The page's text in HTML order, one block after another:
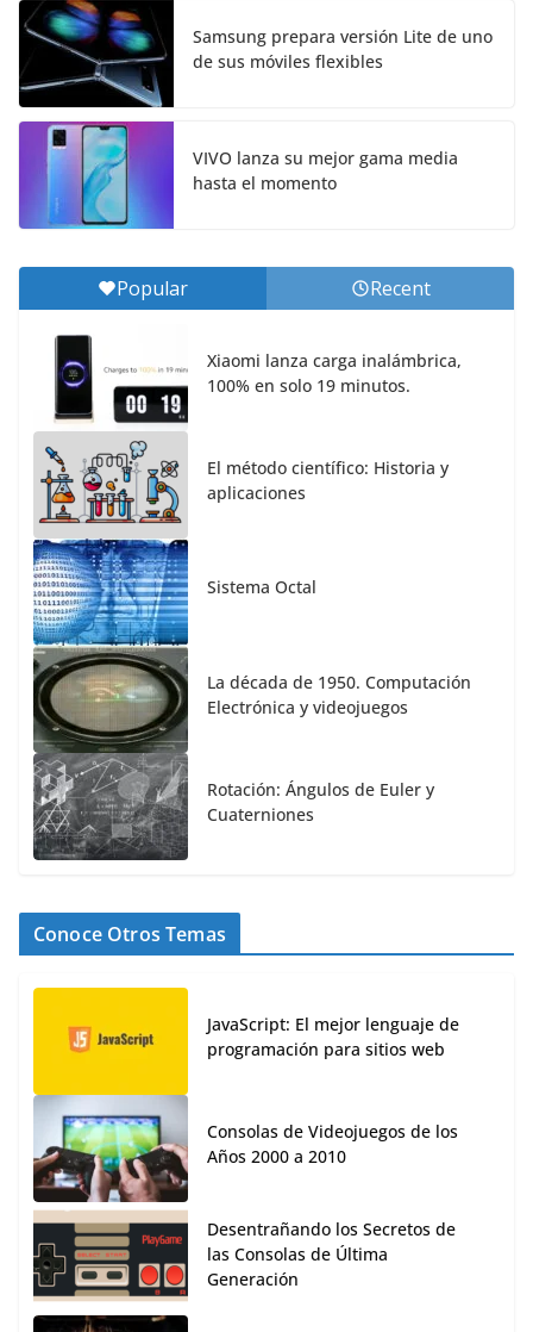
Samsung prepara versión Lite de uno
de sus móviles flexibles
VIVO lanza su mejor gama media
hasta el momento
Popular Recent
Xiaomi lanza carga inalámbrica,
100% en solo 19 minutos.
El método científico: Historia y
aplicaciones
Sistema Octal
La década de 1950. Computación
Electrónica y videojuegos
Rotación: Ángulos de Euler y
Cuaterniones
Conoce Otros Temas
JavaScript: El mejor lenguaje de
programación para sitios web
Consolas de Videojuegos de los
Años 2000 a 2010
Desentrañando los Secretos de
las Consolas de Última
Generación